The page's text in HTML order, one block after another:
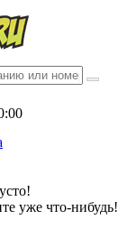
уже что-нибудь!